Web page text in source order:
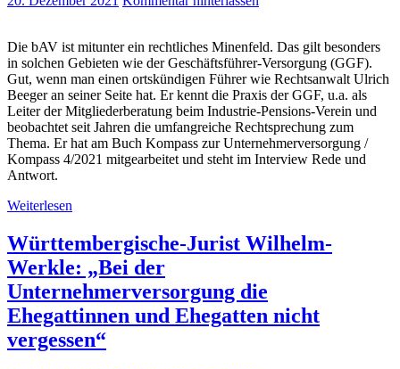
Die bAV ist mitunter ein rechtliches Minenfeld. Das gilt besonders
in solchen Gebieten wie der Geschäftsführer-Versorgung (GGF).
Gut, wenn man einen ortskündigen Führer wie Rechtsanwalt Ulrich
Beeger an seiner Seite hat. Er kennt die Praxis der GGF, u.a. als
Leiter der Mitgliederberatung beim Industrie-Pensions-Verein und
beobachtet seit Jahren die umfangreiche Rechtsprechung zum
Thema. Er hat am Buch Kompass zur Unternehmerversorgung /
Kompass 4/2021 mitgearbeitet und steht im Interview Rede und
Antwort.
Weiterlesen
Württembergische-Jurist Wilhelm-
Werkle: „Bei der
Unternehmerversorgung die
Ehegattinnen und Ehegatten nicht
vergessen“